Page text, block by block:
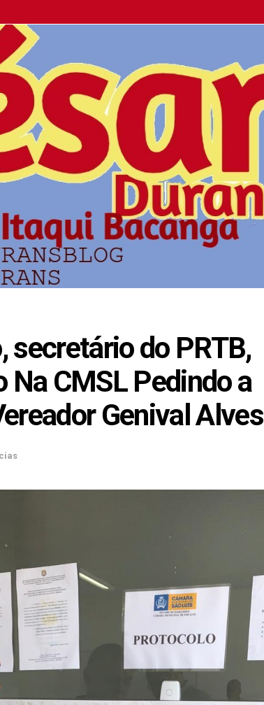
secretário do PRTB,
Na CMSL Pedindo a
Genival Alves